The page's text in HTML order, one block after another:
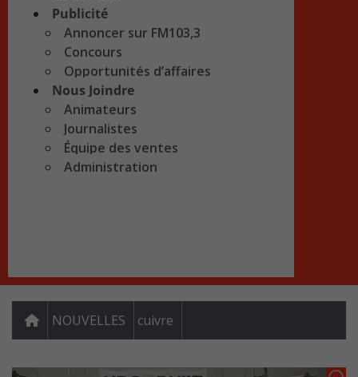
Publicité
Annoncer sur FM103,3
Concours
Opportunités d’affaires
Nous Joindre
Animateurs
Journalistes
Équipe des ventes
Administration
NOUVELLES cuivre